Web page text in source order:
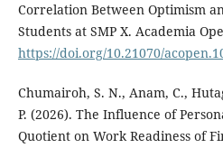
Correlation Between Optimism
Students at SMP X. Academia
https://doi.org/10.21070/
Chumairoh, S. N., Anam, C.,
P. (2026). The Influence of
Quotient on Work Readiness of